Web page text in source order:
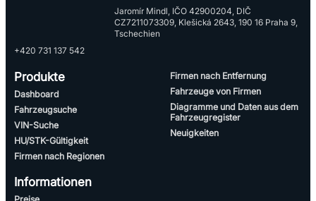
Jaromír Mindl, IČO 42900204, DIČ
CZ7211073309, Klešická 2643, 190 16 Praha 9,
Tschechien
+420 731 137 542
Produkte
Dashboard
Fahrzeugsuche
VIN-Suche
HU/STK-Gültigkeit
Firmen nach Regionen
Firmen nach Entfernung
Fahrzeuge von Firmen
Diagramme und Daten aus dem
Fahrzeugregister
Neuigkeiten
Informationen